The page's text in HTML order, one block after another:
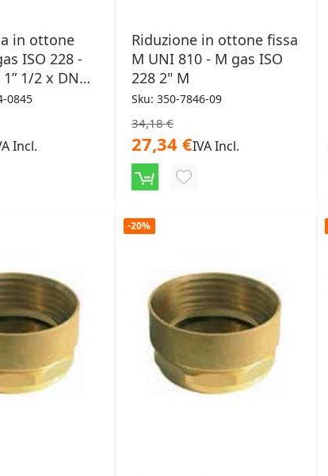
in ottone
ISO 228 -
1/2 x DN
0845
Incl.
Riduzione in ottone fissa
M UNI 810 - M gas ISO
228 2" M
Sku: 350-7846-09
34,18 €
27,34 €IVA Incl.
AGGIUNGI
-20%